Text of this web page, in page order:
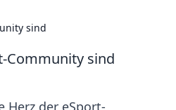
sind
Community sind
Herz der eSport-